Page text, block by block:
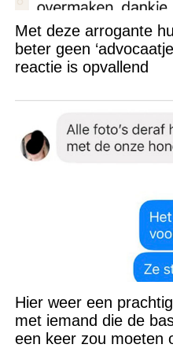
Met deze arrogante
beter geen
reactie is opvallend
Hier weer een
met iemand die de
een keer zou moeten